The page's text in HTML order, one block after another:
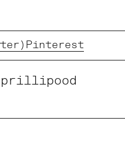
Pinterest
prillipood